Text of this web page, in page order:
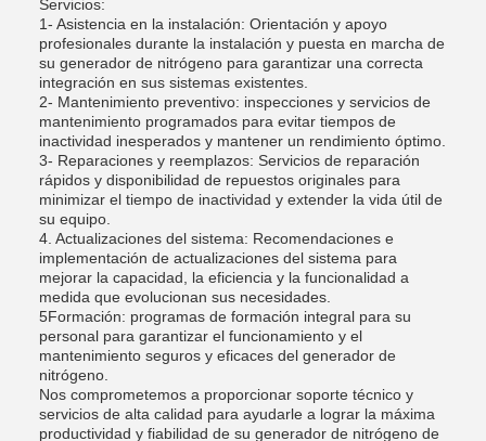
Servicios:
1- Asistencia en la instalación: Orientación y apoyo
profesionales durante la instalación y puesta en marcha de
su generador de nitrógeno para garantizar una correcta
integración en sus sistemas existentes.
2- Mantenimiento preventivo: inspecciones y servicios de
mantenimiento programados para evitar tiempos de
inactividad inesperados y mantener un rendimiento óptimo.
3- Reparaciones y reemplazos: Servicios de reparación
rápidos y disponibilidad de repuestos originales para
minimizar el tiempo de inactividad y extender la vida útil de
su equipo.
4. Actualizaciones del sistema: Recomendaciones e
implementación de actualizaciones del sistema para
mejorar la capacidad, la eficiencia y la funcionalidad a
medida que evolucionan sus necesidades.
5Formación: programas de formación integral para su
personal para garantizar el funcionamiento y el
mantenimiento seguros y eficaces del generador de
nitrógeno.
Nos comprometemos a proporcionar soporte técnico y
servicios de alta calidad para ayudarle a lograr la máxima
productividad y fiabilidad de su generador de nitrógeno de